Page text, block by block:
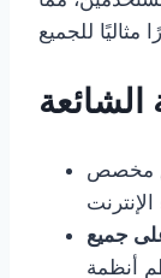
الشائعة
مخصص
جميع
أنظمة